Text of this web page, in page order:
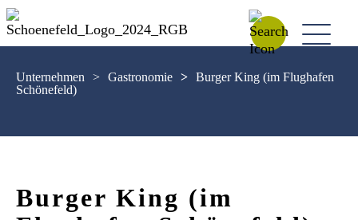
Unternehmen > Gastronomie > Burger King (im Flughafen
Schönefeld)
Burger King (im